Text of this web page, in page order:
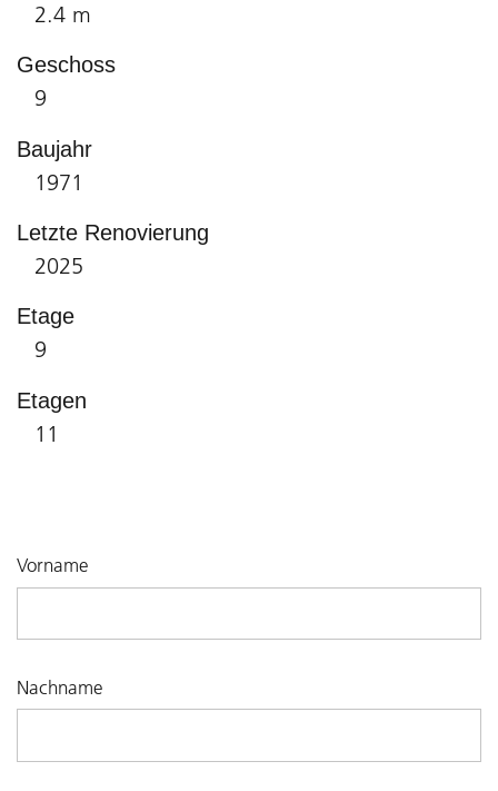
2.4 m
Geschoss
9
Baujahr
1971
Letzte Renovierung
2025
Etage
9
Etagen
11
Vorname
Nachname